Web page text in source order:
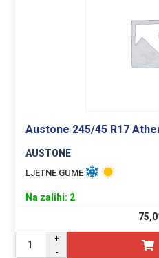
Austone 245/45 R17
AUSTONE
LJETNE GUME
Na zalihi: 2
+
-